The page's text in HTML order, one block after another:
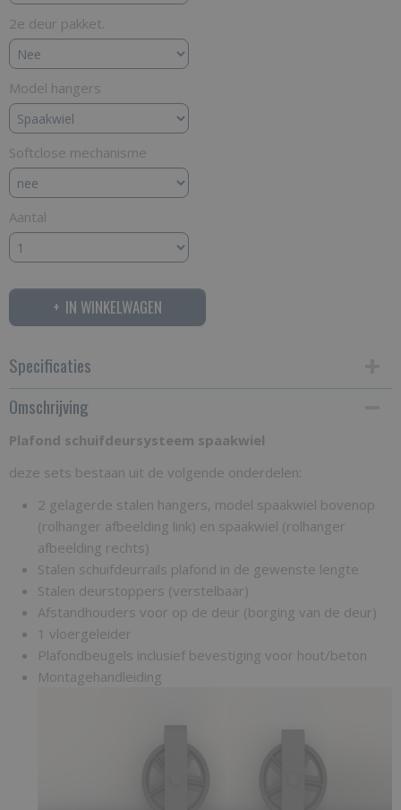
2e deur pakket.
Model hangers
Softclose mechanisme
Aantal
IN WINKELWAGEN
Specificaties
Productcode
Omschrijving
Plafond schuifdeursysteem spaakwiel
deze sets bestaan uit de volgende onderdelen:
2 gelagerde stalen hangers, model spaakwiel bovenop
(rolhanger afbeelding link) en spaakwiel (rolhanger
afbeelding rechts)
Stalen schuifdeurrails plafond in de gewenste lengte
Stalen deurstoppers (verstelbaar)
Afstandhouders voor op de deur (borging van de deur)
1 vloergeleider
Plafondbeugels inclusief bevestiging voor hout/beton
Montagehandleiding